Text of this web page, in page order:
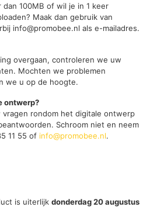
100MB of wil je in 1 keer
Maak dan gebruik van
info@promobee.nl als e-mailadres.
overgaan, controleren we uw
Mochten we problemen
we u op de hoogte.
ontwerp?
vragen rondom het digitale ontwerp
Schroom niet en neem
11 55 of info@promobee.nl.
is uiterlijk donderdag 20 augustus